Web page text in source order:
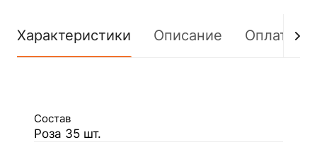
Характеристики Описание Оплата
Состав
Роза 35 шт.